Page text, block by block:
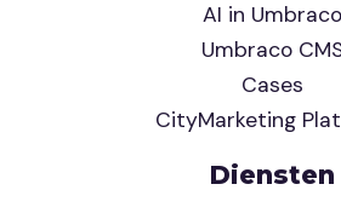
AI in Umbraco
Umbraco
Cases
CityMarketing
Diensten